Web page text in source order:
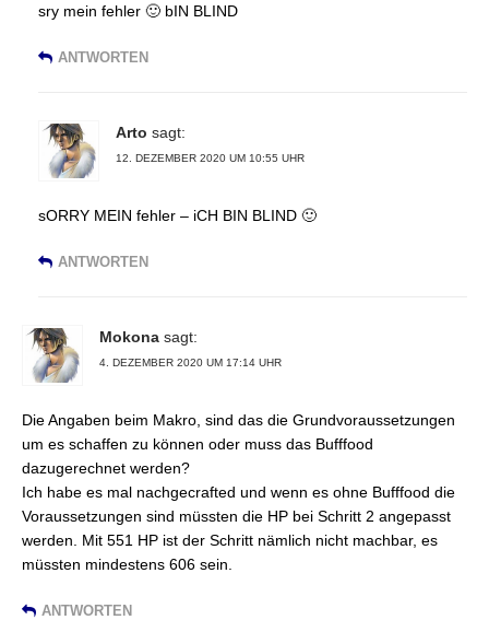
sry mein fehler 🙂 bIN BLIND
ANTWORTEN
Arto sagt:
12. DEZEMBER 2020 UM 10:55 UHR
sORRY MEIN fehler – iCH BIN BLIND 🙂
ANTWORTEN
Mokona sagt:
4. DEZEMBER 2020 UM 17:14 UHR
Die Angaben beim Makro, sind das die Grundvoraussetzungen
um es schaffen zu können oder muss das Bufffood
dazugerechnet werden?
Ich habe es mal nachgecrafted und wenn es ohne Bufffood die
Voraussetzungen sind müssten die HP bei Schritt 2 angepasst
werden. Mit 551 HP ist der Schritt nämlich nicht machbar, es
müssten mindestens 606 sein.
ANTWORTEN